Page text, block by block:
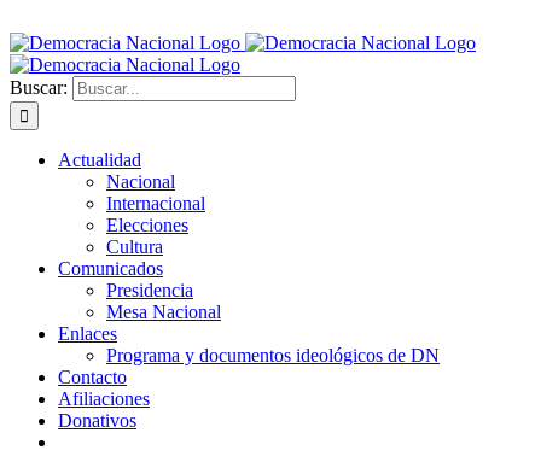
Buscar:
Actualidad
Nacional
Internacional
Elecciones
Cultura
Comunicados
Presidencia
Mesa Nacional
Enlaces
Programa y documentos ideológicos de DN
Contacto
Afiliaciones
Donativos